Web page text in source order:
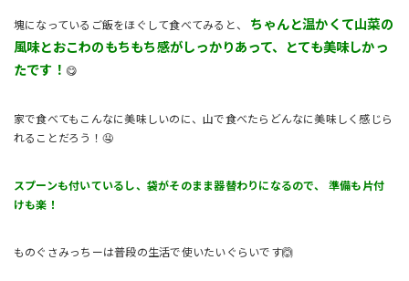
塊になっているご飯をほぐして食べてみると、 ちゃんと温かくて山菜の
風味とおこわのもちもち感がしっかりあって、とても美味しかっ
たです！ 😋
家で食べてもこんなに美味しいのに、山で食べたらどんなに美味しく感じら
れることだろう！🤤
スプーンも付いているし、袋がそのまま器替わりになるので、 準備も片付
けも楽！
ものぐさみっちーは普段の生活で使いたいぐらいです🙆